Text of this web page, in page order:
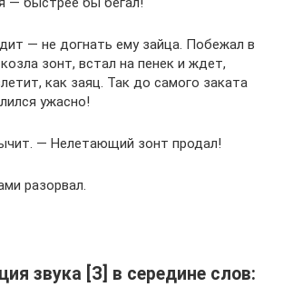
— не догнать ему зайца. Побежал в
зонт, встал на пенек и ждет,
как заяц. Так до самого заката
ужасно!
— Нелетающий зонт продал!
разорвал.
звука [З] в середине слов: